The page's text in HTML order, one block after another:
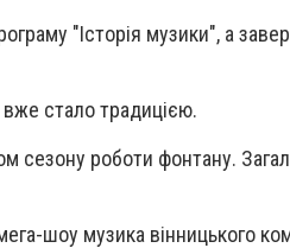
"Історія музики", а
стало традицією.
сезону роботи фонтану.
шоу музика вінницького